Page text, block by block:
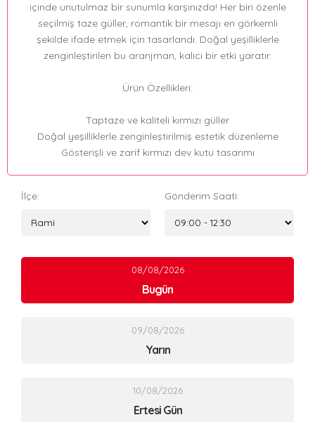
içinde unutulmaz bir sunumla karşınızda! Her biri özenle
seçilmiş taze güller, romantik bir mesajı en görkemli
şekilde ifade etmek için tasarlandı. Doğal yeşilliklerle
zenginleştirilen bu aranjman, kalıcı bir etki yaratır.
Ürün Özellikleri:
Taptaze ve kaliteli kırmızı güller
Doğal yeşilliklerle zenginleştirilmiş estetik düzenleme
Gösterişli ve zarif kırmızı dev kutu tasarımı
İlçe: Gönderim Saati:
08/08/2026
Bugün
09/08/2026
Yarın
10/08/2026
Ertesi Gün